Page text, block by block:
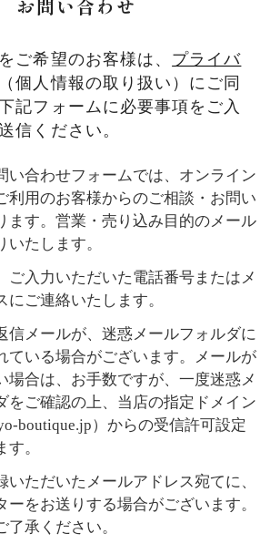
お問い合わせ
ご希望のお客様は、 プライバ
（個人情報の取り扱い）にご同
記フォームに必要事項をご入
信ください。
い合わせフォームでは、オンライン
利用のお客様からのご相談・お問い
ます。営業・売り込み目的のメール
いたします。
ご入力いただいた電話番号またはメ
にご連絡いたします。
信メールが、迷惑メールフォルダに
ている場合がございます。メールが
場合は、お手数ですが、一度迷惑メ
をご確認の上、当店の指定ドメイン
boutique.jp）からの受信許可設定
。
いただいたメールアドレス宛てに、
ーをお送りする場合がございます。
了承ください。